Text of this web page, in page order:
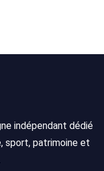
indépendant dédié
sport, patrimoine et